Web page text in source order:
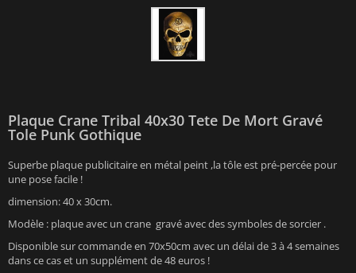
Plaque Crane Tribal 40x30 Tete De Mort Gravé
Tole Punk Gothique
Superbe plaque publicitaire en métal peint ,la tôle est pré-percée pour
une pose facile !
dimension: 40 x 30cm.
Modèle : plaque avec un crane gravé avec des symboles de sorcier .
Disponible sur commande en 70x50cm avec un délai de 3 à 4 semaines
dans ce cas et un supplément de 48 euros !